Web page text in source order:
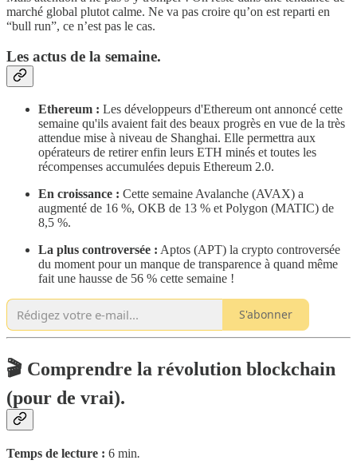
marché global plutot calme. Ne va pas croire qu’on est reparti en
“bull run”, ce n’est pas le cas.
Les actus de la semaine.
Ethereum : Les développeurs d'Ethereum ont annoncé cette
semaine qu'ils avaient fait des beaux progrès en vue de la très
attendue mise à niveau de Shanghai. Elle permettra aux
opérateurs de retirer enfin leurs ETH minés et toutes les
récompenses accumulées depuis Ethereum 2.0.
En croissance : Cette semaine Avalanche (AVAX) a
augmenté de 16 %, OKB de 13 % et Polygon (MATIC) de
8,5 %.
La plus controversée : Aptos (APT) la crypto controversée
du moment pour un manque de transparence à quand même
fait une hausse de 56 % cette semaine !
S'abonner
🎬 Comprendre la révolution blockchain
(pour de vrai).
Temps de lecture : 6 min.